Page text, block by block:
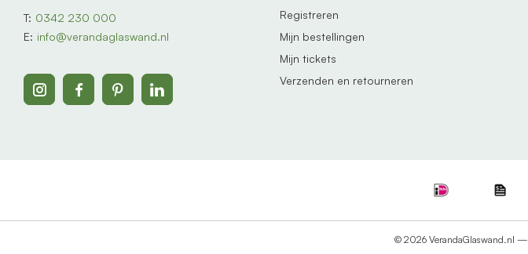
T: 0342 230 000
E: info@verandaglaswand.nl
Registreren
Mijn bestellingen
Mijn tickets
Verzenden en retourneren
© 2026 VerandaGlaswand.nl —